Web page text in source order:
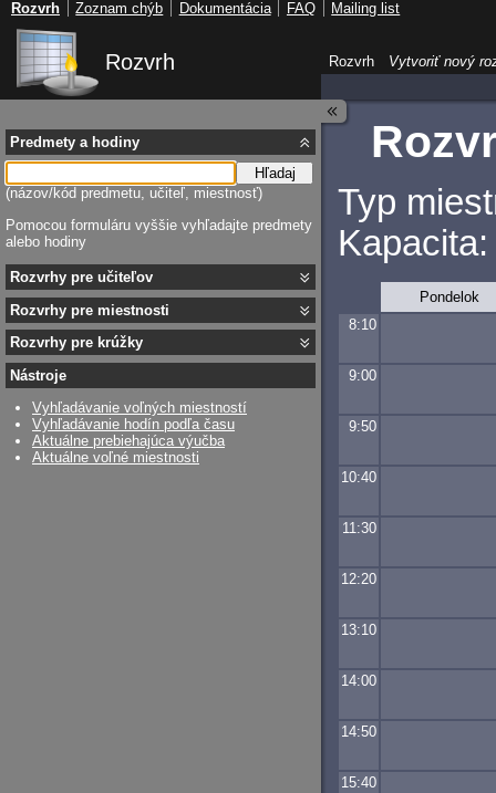
Rozvrh
Typ
Pondelok
8:10
9:00
9:50
10:40
11:30
12:20
13:10
14:00
14:50
15:40
Predmety a hodiny
Hľadaj
(názov/kód predmetu, učiteľ, miestnosť)
Pomocou formuláru vyššie vyhľadajte predmety
alebo hodiny
Rozvrhy pre učiteľov
Rozvrhy pre miestnosti
Rozvrhy pre krúžky
Nástroje
Vyhľadávanie voľných miestností
Vyhľadávanie hodín podľa času
Aktuálne prebiehajúca výučba
Aktuálne voľné miestnosti
Rozvrh Vytvoriť nový
Rozvrh Zoznam chýb Dokumentácia FAQ Mailing list